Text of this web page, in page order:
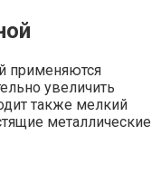
применяются
увеличить
также мелкий
металлические